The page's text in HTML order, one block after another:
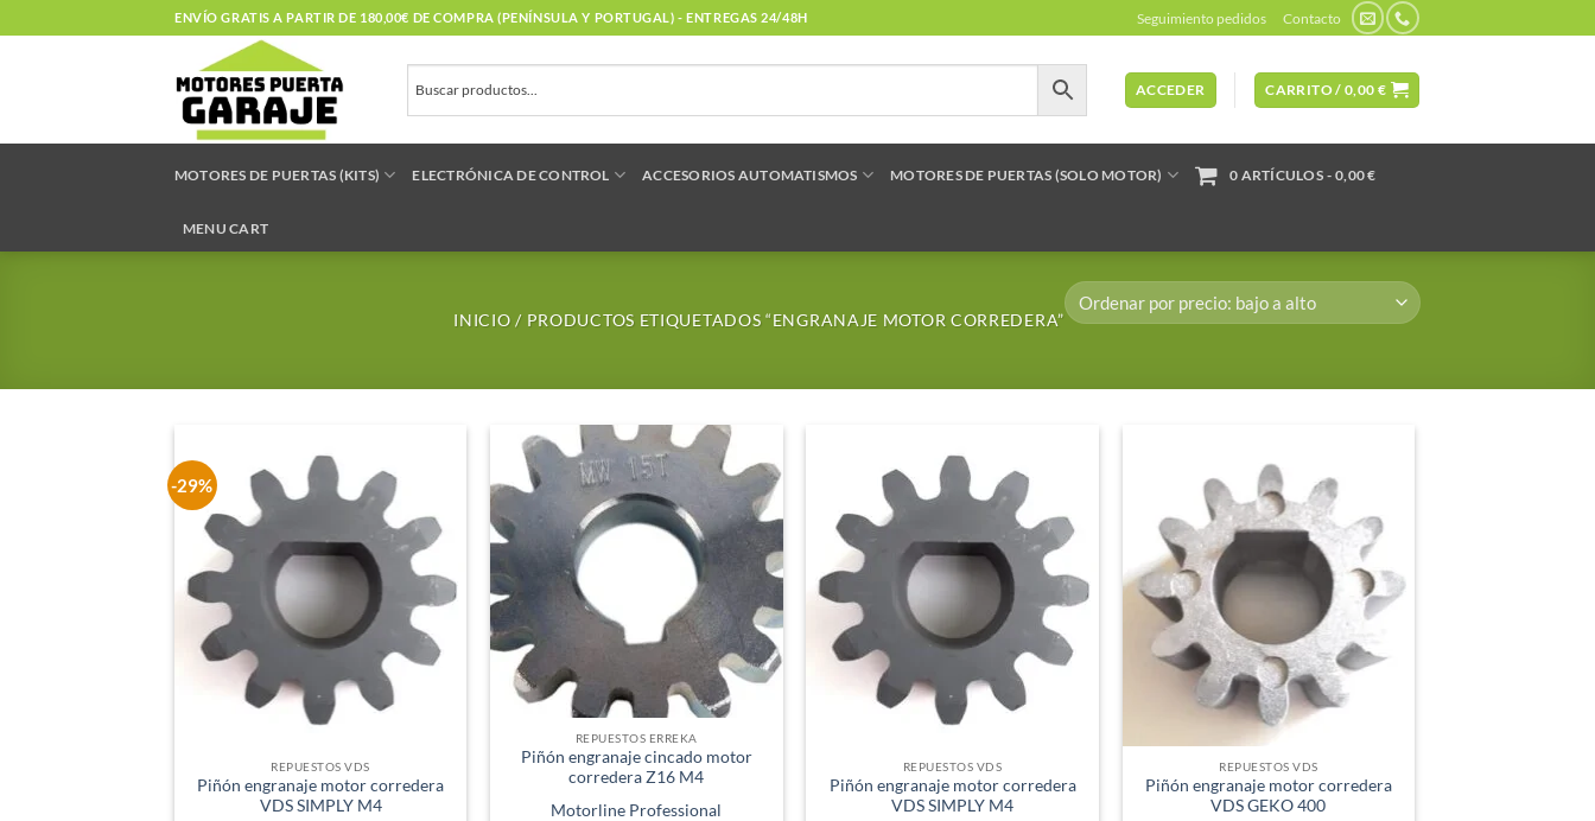
al
ENVÍO GRATIS A PARTIR DE 180,00€ DE COMPRA (PENÍNSULA Y PORTUGAL) - ENTREGAS 24/48H Seguimiento pedidos Contacto
ACCEDER CARRITO / 0,00 €
MOTORES DE PUERTAS (KITS) ELECTRÓNICA DE CONTROL ACCESORIOS AUTOMATISMOS MOTORES DE PUERTAS (SOLO MOTOR) 0 ARTÍCULOS 0,00 €
MENU CART
INICIO /PRODUCTOS ETIQUETADOS “ENGRANAJE MOTOR CORREDERA”
-29%
REPUESTOS VDS
Piñón engranaje motor corredera
VDS SIMPLY M4
REPUESTOS ERREKA
Piñón engranaje cincado motor
corredera Z16 M4
Motorline Professional
REPUESTOS VDS
Piñón engranaje motor corredera
VDS SIMPLY M4
REPUESTOS VDS
Piñón engranaje motor corredera
VDS GEKO 400